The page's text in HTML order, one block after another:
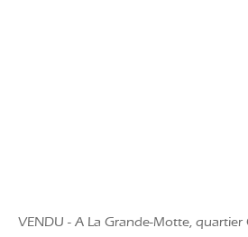
VENDU - A La Grande-Motte,